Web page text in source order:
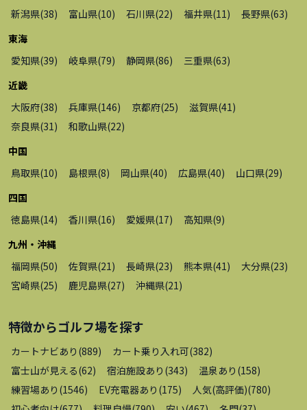
新潟県(38) 富山県(10) 石川県(22) 福井県(11) 長野県(63)
東海
愛知県(39) 岐阜県(79) 静岡県(86) 三重県(63)
近畿
大阪府(38) 兵庫県(146) 京都府(25) 滋賀県(41)
奈良県(31) 和歌山県(22)
中国
鳥取県(10) 島根県(8) 岡山県(40) 広島県(40) 山口県(29)
四国
徳島県(14) 香川県(16) 愛媛県(17) 高知県(9)
九州・沖縄
福岡県(50) 佐賀県(21) 長崎県(23) 熊本県(41) 大分県(23)
宮崎県(25) 鹿児島県(27) 沖縄県(21)
特徴からゴルフ場を探す
カートナビあり (889) カート乗り入れ可(382)
富士山が見える(62) 宿泊施設あり (343) 温泉あり (158)
練習場あり (1546) EV充電器あり (175) 人気(高評価)(780)